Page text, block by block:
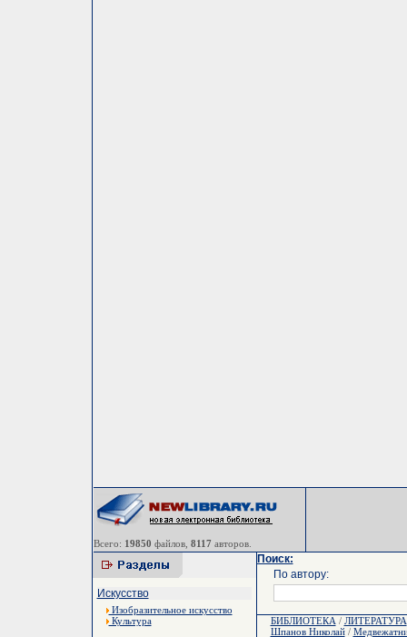
Всего: 19850 файлов, 8117 авторов.
Искусство
Изобразительное искусство
Культура
Поиск:
По автору:
БИБЛИОТЕКА / ЛИТЕРАТУРА
Шпанов Николай/